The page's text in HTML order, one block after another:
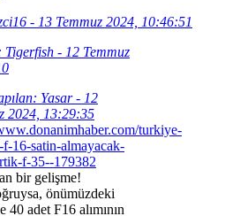
- 13 Temmuz 2024, 10:46:51
Tigerfish - 12 Temmuz
Yasar - 12
2024, 13:29:35
turkiye-
f-16-satin-almayacak-
f-35--179382
bir gelişme!
önümüzdeki
40 adet F16 alımının